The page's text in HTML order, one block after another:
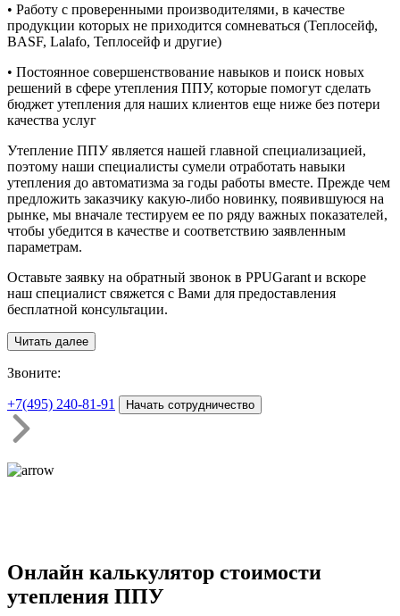
• Работу с проверенными производителями, в качестве
продукции которых не приходится сомневаться (Теплосейф,
BASF, Lalafo, Теплосейф и другие)
• Постоянное совершенствование навыков и поиск новых
решений в сфере утепления ППУ, которые помогут сделать
бюджет утепления для наших клиентов еще ниже без потери
качества услуг
Утепление ППУ является нашей главной специализацией,
поэтому наши специалисты сумели отработать навыки
утепления до автоматизма за годы работы вместе. Прежде чем
предложить заказчику какую-либо новинку, появившуюся на
рынке, мы вначале тестируем ее по ряду важных показателей,
чтобы убедится в качестве и соответствию заявленным
параметрам.
Оставьте заявку на обратный звонок в PPUGarant и вскоре
наш специалист свяжется с Вами для предоставления
бесплатной консультации.
Читать далее
Звоните:
+7(495) 240-81-91 Начать сотрудничество
Онлайн калькулятор стоимости
утепления ППУ